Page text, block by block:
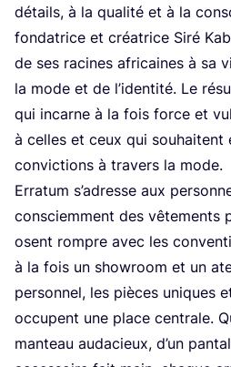
détails, à la qua­li­té et à la
fon­da­trice et créa­trice Siré
de ses racines afri­caines à sa
la mode et de l’i­den­ti­té. Le
qui incarne à la fois force et
à celles et ceux qui sou­haitent
convic­tions à tra­vers la mode.
Erra­tum s’a­dresse aux
consciem­ment des vête­ments
osent rompre avec les
à la fois un sho­wroom et un
per­son­nel, les pièces uniques
occupent une place cen­trale.
man­teau auda­cieux, d’un